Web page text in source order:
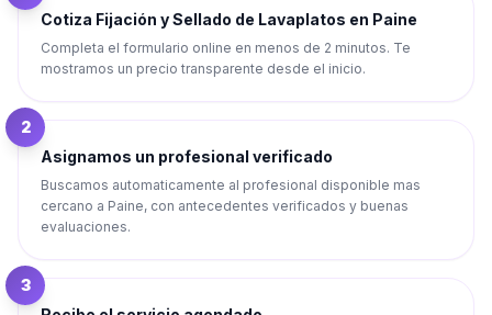
Cotiza Fijación y Sellado de Lavaplatos en Paine
Completa el formulario online en menos de 2 minutos. Te
mostramos un precio transparente desde el inicio.
2
Asignamos un profesional verificado
Buscamos automaticamente al profesional disponible mas
cercano a Paine, con antecedentes verificados y buenas
evaluaciones.
3